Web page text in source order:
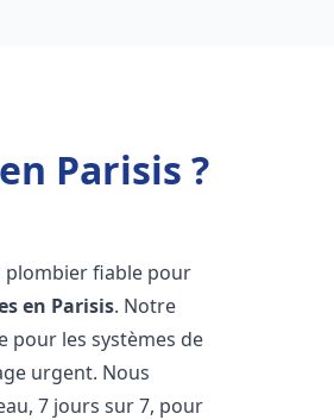
Parisis ?
plombier fiable pour
en Parisis. Notre
pour les systèmes de
urgent. Nous
7 jours sur 7, pour